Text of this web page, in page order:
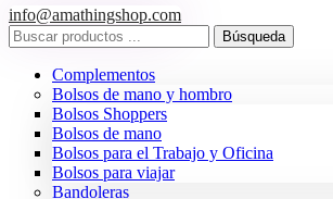
info@amathingshop.com
Complementos
Bolsos de mano y hombro
Bolsos Shoppers
Bolsos de mano
Bolsos para el Trabajo y Oficina
Bolsos para viajar
Bandoleras